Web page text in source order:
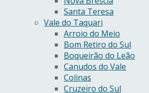
Santa Teresa
Vale do Taquari
Arroio do Meio
Bom Retiro do Sul
Boqueirão do Leão
Canudos do Vale
Colinas
Cruzeiro do Sul